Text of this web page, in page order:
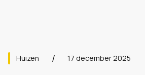
Huizen 17 december 2025